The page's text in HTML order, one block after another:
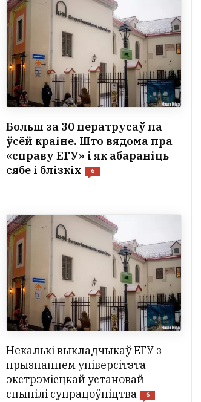
Больш за 30 ператрусаў па
ўсёй краіне. Што вядома пра
«справу ЕГУ» і як абараніць
сябе і блізкіх
6
Некалькі выкладчыкаў ЕГУ з
прызнаннем універсітэта
экстрэміcцкай установай
спынілі супрацоўніцтва
6